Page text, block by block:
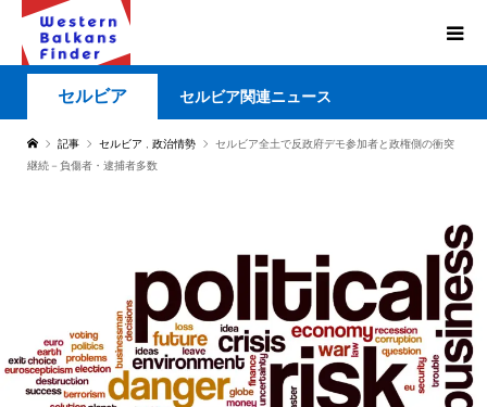
セルビア セルビア関連ニュース
記事 セルビア 政治情勢
セルビア全土で反政府デモ参加者と政権側の衝突
継続－負傷者・逮捕者多数